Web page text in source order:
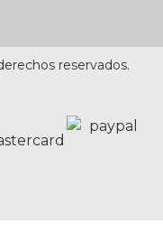
reservados.